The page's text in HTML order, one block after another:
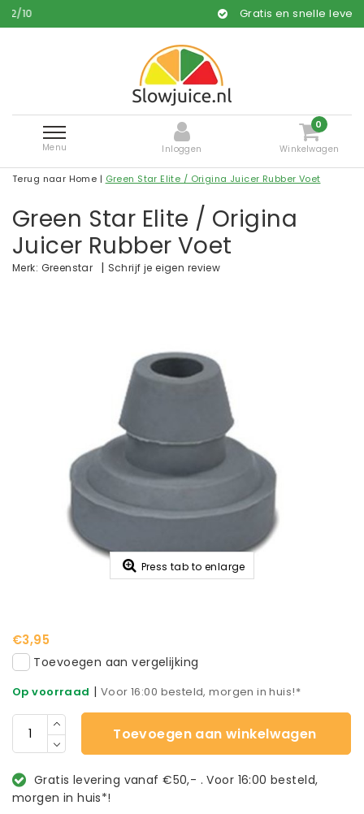
Gratis en snelle levering*
Menu Inloggen
0
Winkelwagen
Terug naar Home | Green Star Elite / Origina Juicer Rubber Voet
Green Star Elite / Origina
Juicer Rubber Voet
Merk: Greenstar | Schrijf je eigen review
Press tab to enlarge
€3,95
Toevoegen aan vergelijking
Op voorraad | Voor 16:00 besteld, morgen in huis!*
Toevoegen aan winkelwagen
Gratis levering vanaf €50,- . Voor 16:00 besteld,
morgen in huis*!